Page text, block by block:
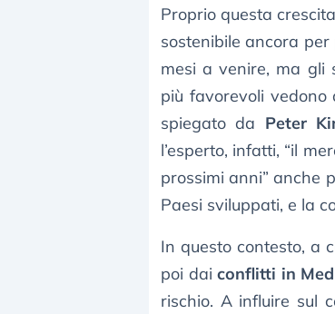
Proprio questa
sostenibile ancora
mesi a venire, ma gli
più favorevoli
spiegato da Peter
l’esperto, infatti, “il
prossimi anni” anche
Paesi sviluppati, e la
In questo contesto, a
poi daiconflitti in
rischio. A influire sul